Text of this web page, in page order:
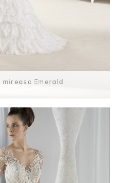
mireasa Emerald